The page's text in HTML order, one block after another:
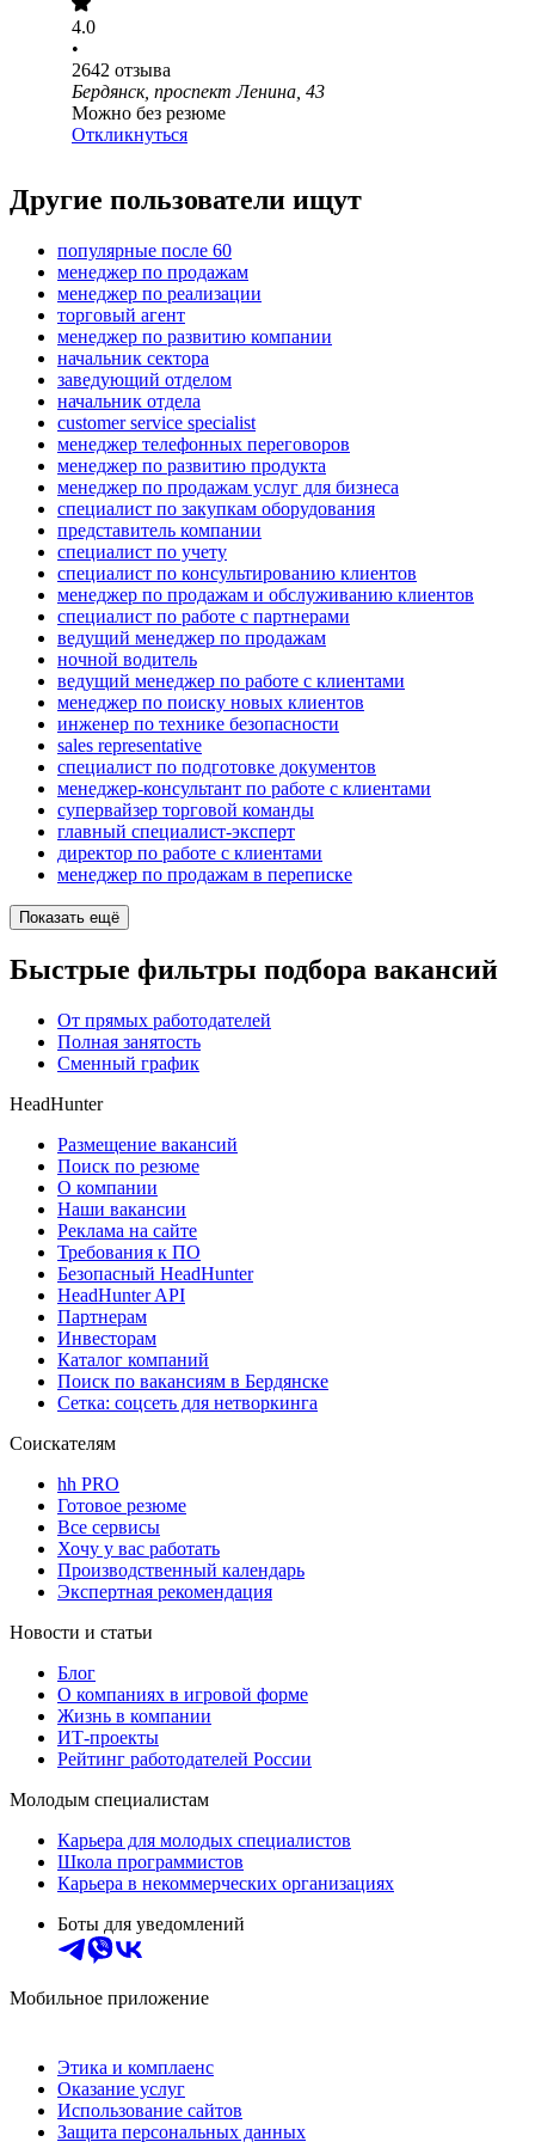
4.0
•
2642 отзыва
Бердянск, проспект Ленина, 43
Можно без резюме
Откликнуться
Другие пользователи ищут
популярные после 60
менеджер по продажам
менеджер по реализации
торговый агент
менеджер по развитию компании
начальник сектора
заведующий отделом
начальник отдела
customer service specialist
менеджер телефонных переговоров
менеджер по развитию продукта
менеджер по продажам услуг для бизнеса
специалист по закупкам оборудования
представитель компании
специалист по учету
специалист по консультированию клиентов
менеджер по продажам и обслуживанию клиентов
специалист по работе с партнерами
ведущий менеджер по продажам
ночной водитель
ведущий менеджер по работе с клиентами
менеджер по поиску новых клиентов
инженер по технике безопасности
sales representative
специалист по подготовке документов
менеджер-консультант по работе с клиентами
супервайзер торговой команды
главный специалист-эксперт
директор по работе с клиентами
менеджер по продажам в переписке
Показать ещё
Быстрые фильтры подбора вакансий
От прямых работодателей
Полная занятость
Сменный график
HeadHunter
Размещение вакансий
Поиск по резюме
О компании
Наши вакансии
Реклама на сайте
Требования к ПО
Безопасный HeadHunter
HeadHunter API
Партнерам
Инвесторам
Каталог компаний
Поиск по вакансиям в Бердянске
Сетка: соцсеть для нетворкинга
Соискателям
hh PRO
Готовое резюме
Все сервисы
Хочу у вас работать
Производственный календарь
Экспертная рекомендация
Новости и статьи
Блог
О компаниях в игровой форме
Жизнь в компании
ИТ-проекты
Рейтинг работодателей России
Молодым специалистам
Карьера для молодых специалистов
Школа программистов
Карьера в некоммерческих организациях
Боты для уведомлений
Мобильное приложение
Этика и комплаенс
Оказание услуг
Использование сайтов
Защита персональных данных